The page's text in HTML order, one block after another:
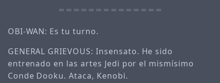
OBI-WAN: Es tu turno.
GENERAL GRIEVOUS: Insensato. He sido
entrenado en las artes Jedi por el mismísimo
Conde Dooku. Ataca, Kenobi.